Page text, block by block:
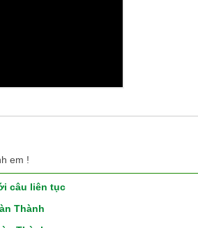
em !
câu liên tục
Thành